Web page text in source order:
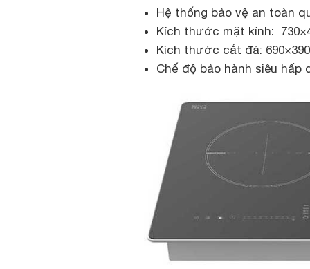
Hệ thống bảo vệ an toàn
Kích thước mặt kính:
Kích thước cắt đá:
Chế độ bảo hành siêu